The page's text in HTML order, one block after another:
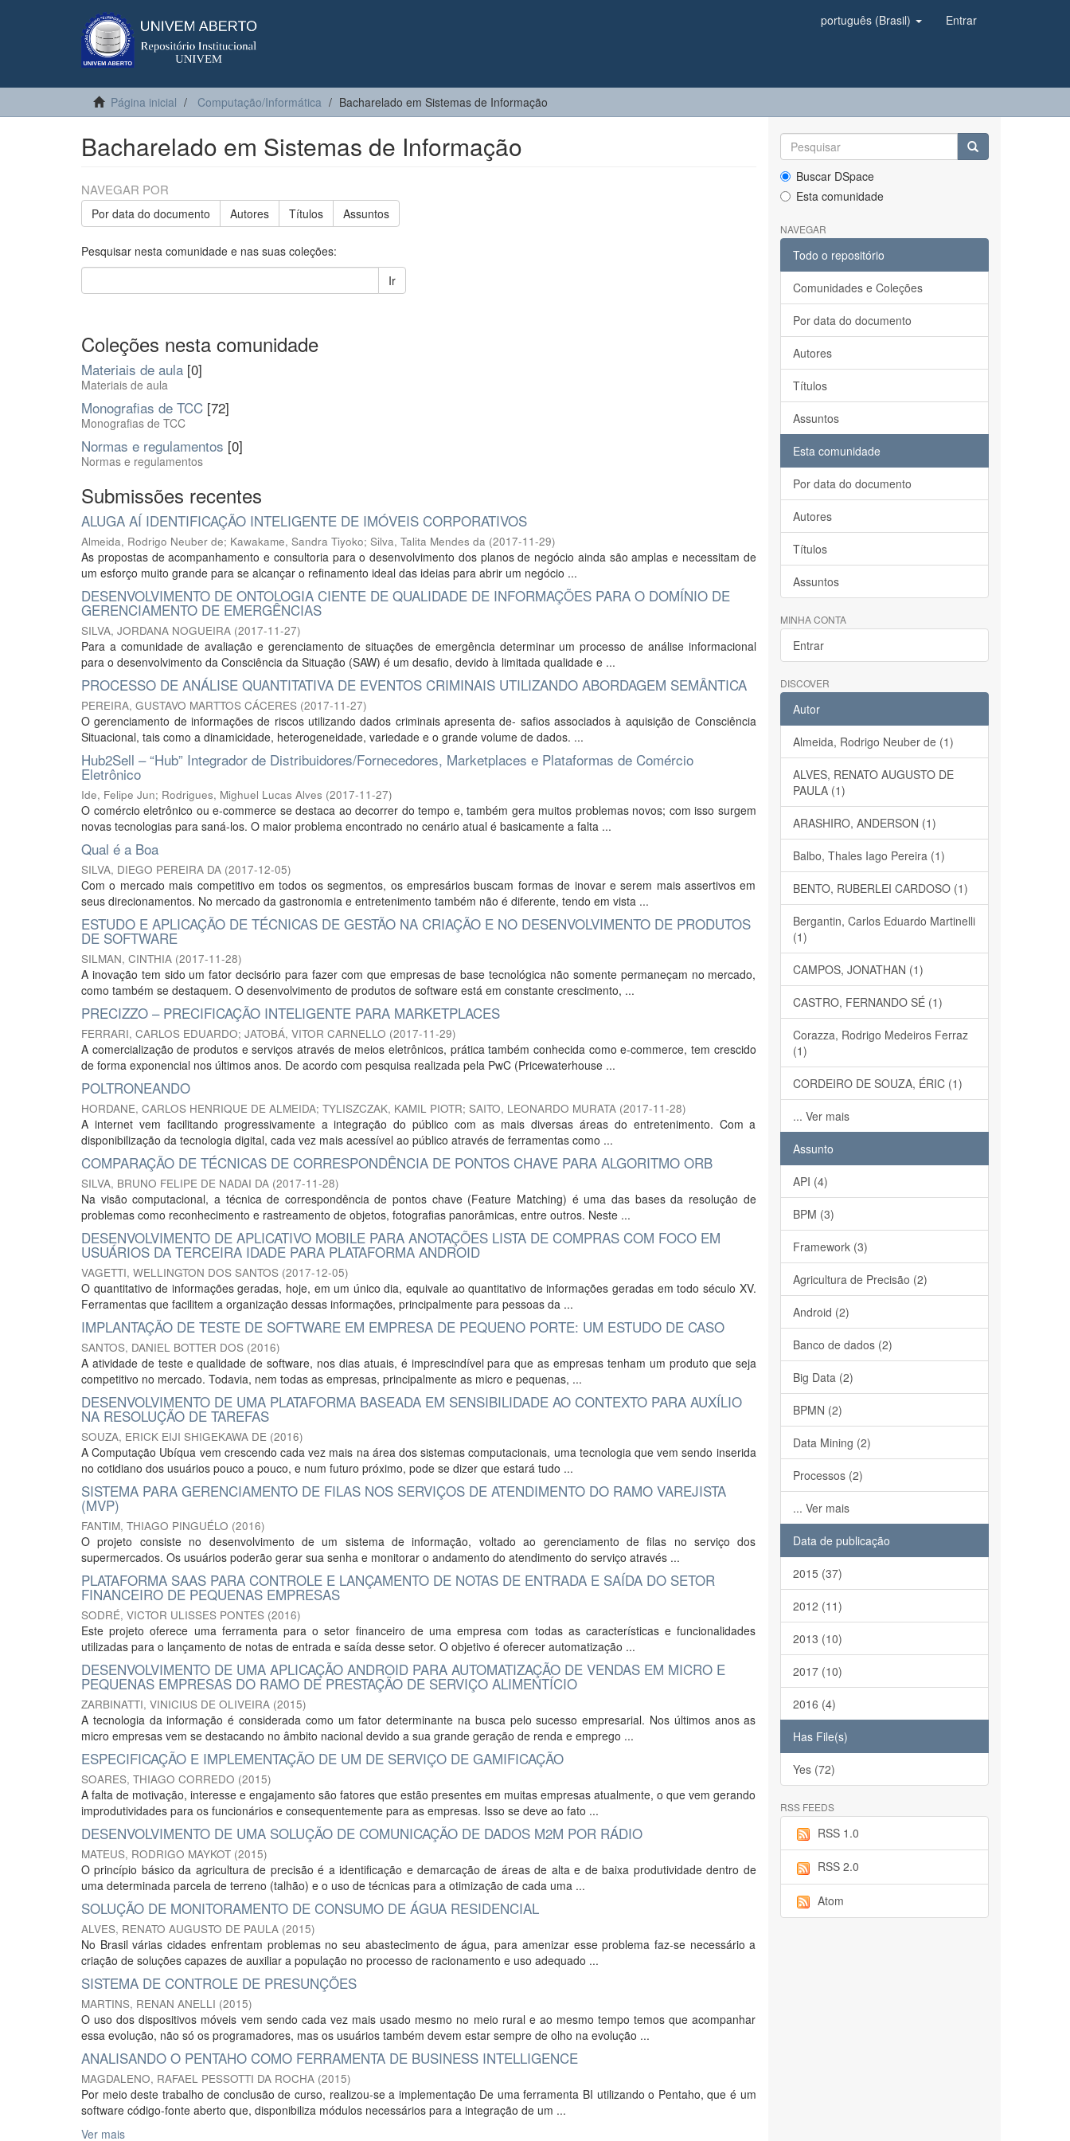
português (Brasil) Entrar
Página inicial Computação/Informática Bacharelado em Sistemas de Informação
Bacharelado em Sistemas de Informação
NAVEGAR POR
Por data do documento Autores Títulos Assuntos
Pesquisar nesta comunidade e nas suas coleções:
Ir
Coleções nesta comunidade
Materiais de aula [0]
Materiais de aula
Monografias de TCC [72]
Monografias de TCC
Normas e regulamentos [0]
Normas e regulamentos
Submissões recentes
ALUGA AÍ IDENTIFICAÇÃO INTELIGENTE DE IMÓVEIS CORPORATIVOS
Almeida, Rodrigo Neuber de; Kawakame, Sandra Tiyoko; Silva, Talita Mendes da (2017-11-29)
As propostas de acompanhamento e consultoria para o desenvolvimento dos planos de negócio ainda são amplas e necessitam de
um esforço muito grande para se alcançar o refinamento ideal das ideias para abrir um negócio ...
DESENVOLVIMENTO DE ONTOLOGIA CIENTE DE QUALIDADE DE INFORMAÇÕES PARA O DOMÍNIO DE
GERENCIAMENTO DE EMERGÊNCIAS
SILVA, JORDANA NOGUEIRA (2017-11-27)
Para a comunidade de avaliação e gerenciamento de situações de emergência determinar um processo de análise informacional
para o desenvolvimento da Consciência da Situação (SAW) é um desafio, devido à limitada qualidade e ...
PROCESSO DE ANÁLISE QUANTITATIVA DE EVENTOS CRIMINAIS UTILIZANDO ABORDAGEM SEMÂNTICA
PEREIRA, GUSTAVO MARTTOS CÁCERES (2017-11-27)
O gerenciamento de informações de riscos utilizando dados criminais apresenta de- safios associados à aquisição de Consciência
Situacional, tais como a dinamicidade, heterogeneidade, variedade e o grande volume de dados. ...
Hub2Sell – “Hub” Integrador de Distribuidores/Fornecedores, Marketplaces e Plataformas de Comércio
Eletrônico
Ide, Felipe Jun; Rodrigues, Mighuel Lucas Alves (2017-11-27)
O comércio eletrônico ou e-commerce se destaca ao decorrer do tempo e, também gera muitos problemas novos; com isso surgem
novas tecnologias para saná-los. O maior problema encontrado no cenário atual é basicamente a falta ...
Qual é a Boa
SILVA, DIEGO PEREIRA DA (2017-12-05)
Com o mercado mais competitivo em todos os segmentos, os empresários buscam formas de inovar e serem mais assertivos em
seus direcionamentos. No mercado da gastronomia e entretenimento também não é diferente, tendo em vista ...
ESTUDO E APLICAÇÃO DE TÉCNICAS DE GESTÃO NA CRIAÇÃO E NO DESENVOLVIMENTO DE PRODUTOS
DE SOFTWARE
SILMAN, CINTHIA (2017-11-28)
A inovação tem sido um fator decisório para fazer com que empresas de base tecnológica não somente permaneçam no mercado,
como também se destaquem. O desenvolvimento de produtos de software está em constante crescimento, ...
PRECIZZO – PRECIFICAÇÃO INTELIGENTE PARA MARKETPLACES
FERRARI, CARLOS EDUARDO; JATOBÁ, VITOR CARNELLO (2017-11-29)
A comercialização de produtos e serviços através de meios eletrônicos, prática também conhecida como e-commerce, tem crescido
de forma exponencial nos últimos anos. De acordo com pesquisa realizada pela PwC (Pricewaterhouse ...
POLTRONEANDO
HORDANE, CARLOS HENRIQUE DE ALMEIDA; TYLISZCZAK, KAMIL PIOTR; SAITO, LEONARDO MURATA (2017-11-28)
A internet vem facilitando progressivamente a integração do público com as mais diversas áreas do entretenimento. Com a
disponibilização da tecnologia digital, cada vez mais acessível ao público através de ferramentas como ...
COMPARAÇÃO DE TÉCNICAS DE CORRESPONDÊNCIA DE PONTOS CHAVE PARA ALGORITMO ORB
SILVA, BRUNO FELIPE DE NADAI DA (2017-11-28)
Na visão computacional, a técnica de correspondência de pontos chave (Feature Matching) é uma das bases da resolução de
problemas como reconhecimento e rastreamento de objetos, fotografias panorâmicas, entre outros. Neste ...
DESENVOLVIMENTO DE APLICATIVO MOBILE PARA ANOTAÇÕES LISTA DE COMPRAS COM FOCO EM
USUÁRIOS DA TERCEIRA IDADE PARA PLATAFORMA ANDROID
VAGETTI, WELLINGTON DOS SANTOS (2017-12-05)
O quantitativo de informações geradas, hoje, em um único dia, equivale ao quantitativo de informações geradas em todo século XV.
Ferramentas que facilitem a organização dessas informações, principalmente para pessoas da ...
IMPLANTAÇÃO DE TESTE DE SOFTWARE EM EMPRESA DE PEQUENO PORTE: UM ESTUDO DE CASO
SANTOS, DANIEL BOTTER DOS (2016)
A atividade de teste e qualidade de software, nos dias atuais, é imprescindível para que as empresas tenham um produto que seja
competitivo no mercado. Todavia, nem todas as empresas, principalmente as micro e pequenas, ...
DESENVOLVIMENTO DE UMA PLATAFORMA BASEADA EM SENSIBILIDADE AO CONTEXTO PARA AUXÍLIO
NA RESOLUÇÃO DE TAREFAS
SOUZA, ERICK EIJI SHIGEKAWA DE (2016)
A Computação Ubíqua vem crescendo cada vez mais na área dos sistemas computacionais, uma tecnologia que vem sendo inserida
no cotidiano dos usuários pouco a pouco, e num futuro próximo, pode se dizer que estará tudo ...
SISTEMA PARA GERENCIAMENTO DE FILAS NOS SERVIÇOS DE ATENDIMENTO DO RAMO VAREJISTA
(MVP)
FANTIM, THIAGO PINGUÉLO (2016)
O projeto consiste no desenvolvimento de um sistema de informação, voltado ao gerenciamento de filas no serviço dos
supermercados. Os usuários poderão gerar sua senha e monitorar o andamento do atendimento do serviço através ...
PLATAFORMA SAAS PARA CONTROLE E LANÇAMENTO DE NOTAS DE ENTRADA E SAÍDA DO SETOR
FINANCEIRO DE PEQUENAS EMPRESAS
SODRÉ, VICTOR ULISSES PONTES (2016)
Este projeto oferece uma ferramenta para o setor financeiro de uma empresa com todas as características e funcionalidades
utilizadas para o lançamento de notas de entrada e saída desse setor. O objetivo é oferecer automatização ...
DESENVOLVIMENTO DE UMA APLICAÇÃO ANDROID PARA AUTOMATIZAÇÃO DE VENDAS EM MICRO E
PEQUENAS EMPRESAS DO RAMO DE PRESTAÇÃO DE SERVIÇO ALIMENTÍCIO
ZARBINATTI, VINICIUS DE OLIVEIRA (2015)
A tecnologia da informação é considerada como um fator determinante na busca pelo sucesso empresarial. Nos últimos anos as
micro empresas vem se destacando no âmbito nacional devido a sua grande geração de renda e emprego ...
ESPECIFICAÇÃO E IMPLEMENTAÇÃO DE UM DE SERVIÇO DE GAMIFICAÇÃO
SOARES, THIAGO CORREDO (2015)
A falta de motivação, interesse e engajamento são fatores que estão presentes em muitas empresas atualmente, o que vem gerando
improdutividades para os funcionários e consequentemente para as empresas. Isso se deve ao fato ...
DESENVOLVIMENTO DE UMA SOLUÇÃO DE COMUNICAÇÃO DE DADOS M2M POR RÁDIO
MATEUS, RODRIGO MAYKOT (2015)
O princípio básico da agricultura de precisão é a identificação e demarcação de áreas de alta e de baixa produtividade dentro de
uma determinada parcela de terreno (talhão) e o uso de técnicas para a otimização de cada uma ...
SOLUÇÃO DE MONITORAMENTO DE CONSUMO DE ÁGUA RESIDENCIAL
ALVES, RENATO AUGUSTO DE PAULA (2015)
No Brasil várias cidades enfrentam problemas no seu abastecimento de água, para amenizar esse problema faz-se necessário a
criação de soluções capazes de auxiliar a população no processo de racionamento e uso adequado ...
SISTEMA DE CONTROLE DE PRESUNÇÕES
MARTINS, RENAN ANELLI (2015)
O uso dos dispositivos móveis vem sendo cada vez mais usado mesmo no meio rural e ao mesmo tempo temos que acompanhar
essa evolução, não só os programadores, mas os usuários também devem estar sempre de olho na evolução ...
ANALISANDO O PENTAHO COMO FERRAMENTA DE BUSINESS INTELLIGENCE
MAGDALENO, RAFAEL PESSOTTI DA ROCHA (2015)
Por meio deste trabalho de conclusão de curso, realizou-se a implementação De uma ferramenta BI utilizando o Pentaho, que é um
software código-fonte aberto que, disponibiliza módulos necessários para a integração de um ...
Ver mais
Buscar DSpace
Esta comunidade
NAVEGAR
Todo o repositório
Comunidades e Coleções
Por data do documento
Autores
Títulos
Assuntos
Esta comunidade
Por data do documento
Autores
Títulos
Assuntos
MINHA CONTA
Entrar
DISCOVER
Autor
Almeida, Rodrigo Neuber de (1)
ALVES, RENATO AUGUSTO DE
PAULA (1)
ARASHIRO, ANDERSON (1)
Balbo, Thales Iago Pereira (1)
BENTO, RUBERLEI CARDOSO (1)
Bergantin, Carlos Eduardo Martinelli
(1)
CAMPOS, JONATHAN (1)
CASTRO, FERNANDO SÉ (1)
Corazza, Rodrigo Medeiros Ferraz
(1)
CORDEIRO DE SOUZA, ÉRIC (1)
... Ver mais
Assunto
API (4)
BPM (3)
Framework (3)
Agricultura de Precisão (2)
Android (2)
Banco de dados (2)
Big Data (2)
BPMN (2)
Data Mining (2)
Processos (2)
... Ver mais
Data de publicação
2015 (37)
2012 (11)
2013 (10)
2017 (10)
2016 (4)
Has File(s)
Yes (72)
RSS FEEDS
RSS 1.0
RSS 2.0
Atom